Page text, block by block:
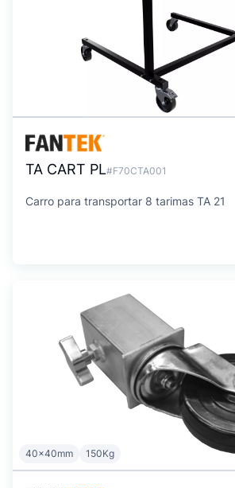
TA CART PL#F70CTA001
Carro para transportar 8 tarimas TA 21
40x40mm 150Kg